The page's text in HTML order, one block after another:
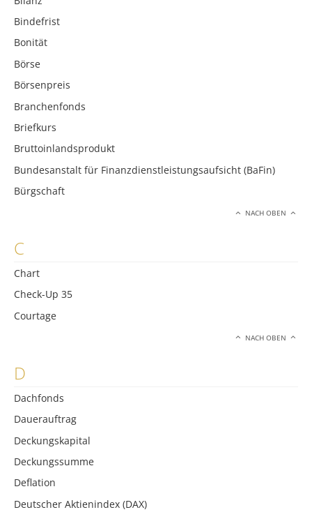
Bindefrist
Bonität
Börse
Börsenpreis
Branchenfonds
Briefkurs
Bruttoinlandsprodukt
Bundesanstalt für Finanzdienstleistungsaufsicht (BaFin)
Bürgschaft
NACH OBEN
C
Chart
Check-Up 35
Courtage
NACH OBEN
D
Dachfonds
Dauerauftrag
Deckungskapital
Deckungssumme
Deflation
Deutscher Aktienindex (DAX)